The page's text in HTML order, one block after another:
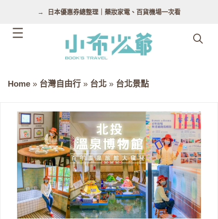
日本優惠券總整理｜藥妝家電、百貨機場一次看
Home » 台灣自由行 » 台北 » 台北景點